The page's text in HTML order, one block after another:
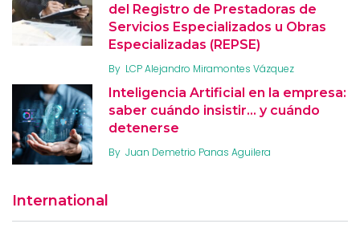
del Registro de Prestadoras de
Servicios Especializados u Obras
Especializadas (REPSE)
By LCP Alejandro Miramontes Vázquez
Inteligencia Artificial en la empresa:
saber cuándo insistir… y cuándo
detenerse
By Juan Demetrio Panas Aguilera
International